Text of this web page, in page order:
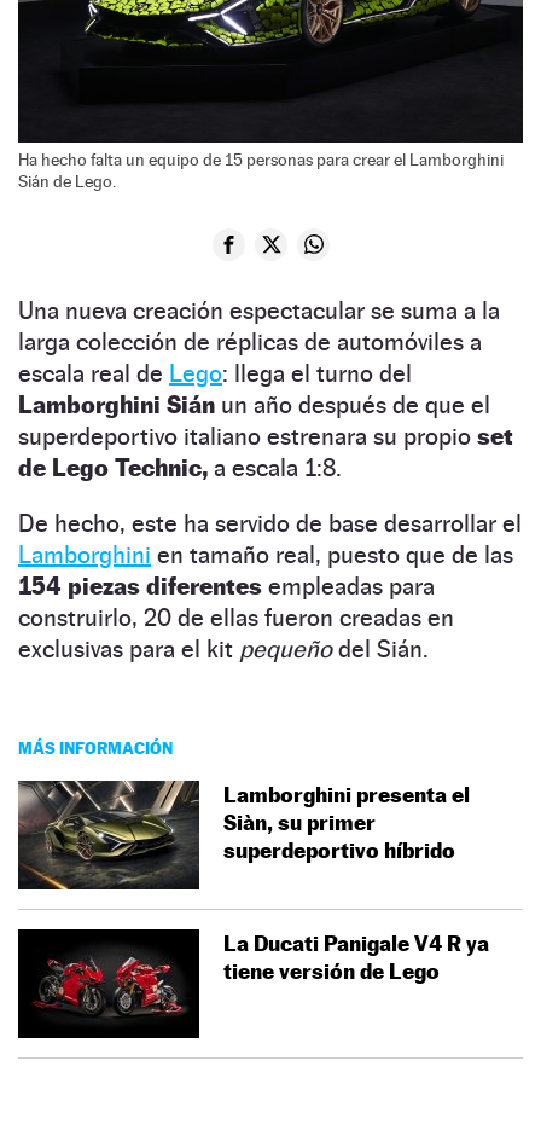
Ha hecho falta un equipo de 15 personas para crear el Lamborghini
Sián de Lego.
Una nueva creación espectacular se suma a la
larga colección de réplicas de automóviles a
escala real de Lego: llega el turno del
Lamborghini Sián un año después de que el
superdeportivo italiano estrenara su propio set
de Lego Technic, a escala 1:8.
De hecho, este ha servido de base desarrollar el
Lamborghini en tamaño real, puesto que de las
154 piezas diferentes empleadas para
construirlo, 20 de ellas fueron creadas en
exclusivas para el kit pequeñodel Sián.
MÁS INFORMACIÓN
Lamborghini presenta el
Siàn, su primer
superdeportivo híbrido
La Ducati Panigale V4 R ya
tiene versión de Lego